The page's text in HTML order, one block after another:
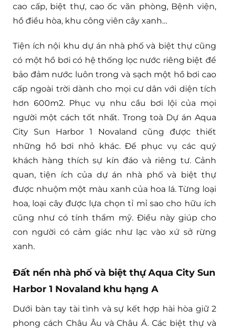
cao cấp, biệt thự, cao ốc văn phòng, Bệnh viện,
hồ điều hòa, khu công viên cây xanh…
Tiện ích nội khu dự án nhà phố và biệt thự cũng
có một hồ bơi có hệ thống lọc nước riêng biệt để
bảo đảm nước luôn trong và sạch một hồ bơi cao
cấp ngoài trời dành cho mọi cư dân với diện tích
hơn 600m2. Phục vụ nhu cầu bơi lội của mọi
người một cách tốt nhất. Trong toà Dự án Aqua
City Sun Harbor 1 Novaland cũng được thiết
những hồ bơi nhỏ khác. Để phục vụ các quý
khách hàng thích sự kín đáo và riêng tư. Cảnh
quan, tiện ích của dự án nhà phố và biệt thự
được nhuộm một màu xanh của hoa lá. Từng loại
hoa, loại cây được lựa chọn tỉ mỉ sao cho hữu ích
cũng như có tính thẩm mỹ. Điều này giúp cho
con người có cảm giác như lạc vào xứ sở rừng
xanh.
Đất nền nhà phố và biệt thự Aqua City Sun
Harbor 1 Novaland khu hạng A
Dưới bàn tay tài tình và sự kết hợp hài hòa giữ 2
phong cách Châu Âu và Châu Á. Các biệt thự và